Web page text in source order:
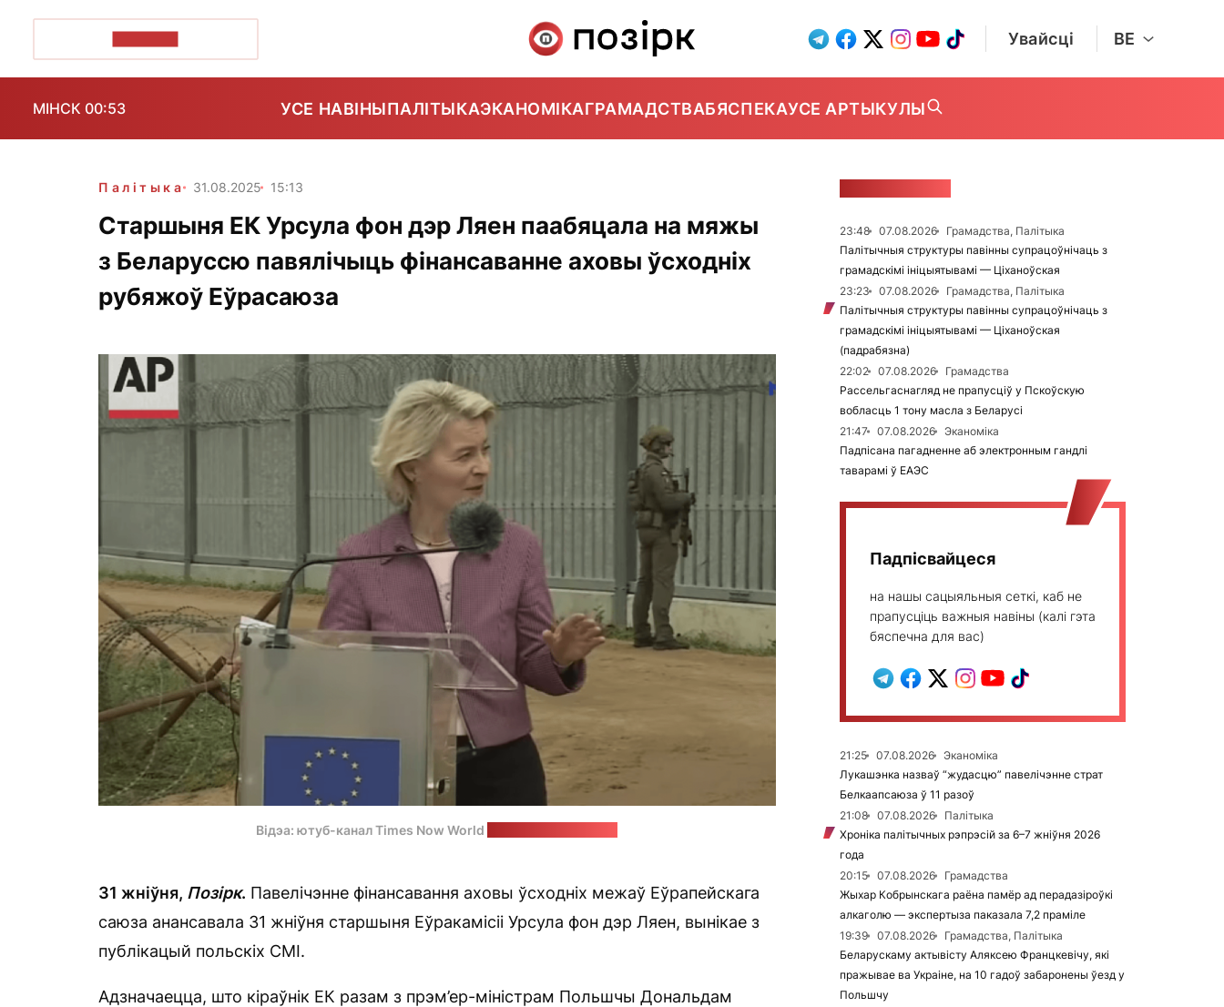
Увайсці BE
МІНСК 00:53 УСЕ НАВІНЫПАЛІТЫКАЭКАНОМІКАГРАМАДСТВАБЯСПЕКАУСЕ АРТЫКУЛЫ
Палітыка 31.08.2025 15:13
Старшыня ЕК Урсула фон дэр Ляен паабяцала на мяжы
з Беларуссю павялічыць фінансаванне аховы ўсходніх
рубяжоў Еўрасаюза
Відэа: ютуб-канал Times Now World
31 жніўня, Позірк. Павелічэнне фінансавання аховы ўсходніх межаў Еўрапейскага
саюза анансавала 31 жніўня старшыня Еўракамісіі Урсула фон дэр Ляен, вынікае з
публікацый польскіх СМІ.
Адзначаецца, што кіраўнік ЕК разам з прэм’ер-міністрам Польшчы Дональдам
23:48 07.08.2026
Грамадства, Палітыка
Палітычныя структуры павінны супрацоўнічаць з
грамадскімі ініцыятывамі — Ціханоўская
23:23
07.08.2026
Грамадства, Палітыка
Палітычныя структуры павінны супрацоўнічаць з
грамадскімі ініцыятывамі — Ціханоўская
(падрабязна)
22:02
07.08.2026
Грамадства
Рассельгаснагляд не прапусціў у Пскоўскую
вобласць 1 тону масла з Беларусі
21:47
07.08.2026
Эканоміка
Падпісана пагадненне аб электронным гандлі
таварамі ў ЕАЭС
Падпісвайцеся
на нашы сацыяльныя сеткі, каб не
прапусціць важныя навіны (калі гэта
бяспечна для вас)
21:25 07.08.2026
Эканоміка
Лукашэнка назваў “жудасцю” павелічэнне страт
Белкаапсаюза ў 11 разоў
21:08
07.08.2026
Палітыка
Хроніка палітычных рэпрэсій за 6–7 жніўня 2026
года
20:15
07.08.2026
Грамадства
Жыхар Кобрынскага раёна памёр ад перадазіроўкі
алкаголю — экспертыза паказала 7,2 праміле
19:39
07.08.2026
Грамадства, Палітыка
Беларускаму актывісту Аляксею Францкевічу, які
пражывае ва Украіне, на 10 гадоў забаронены ўезд у
Польшчу